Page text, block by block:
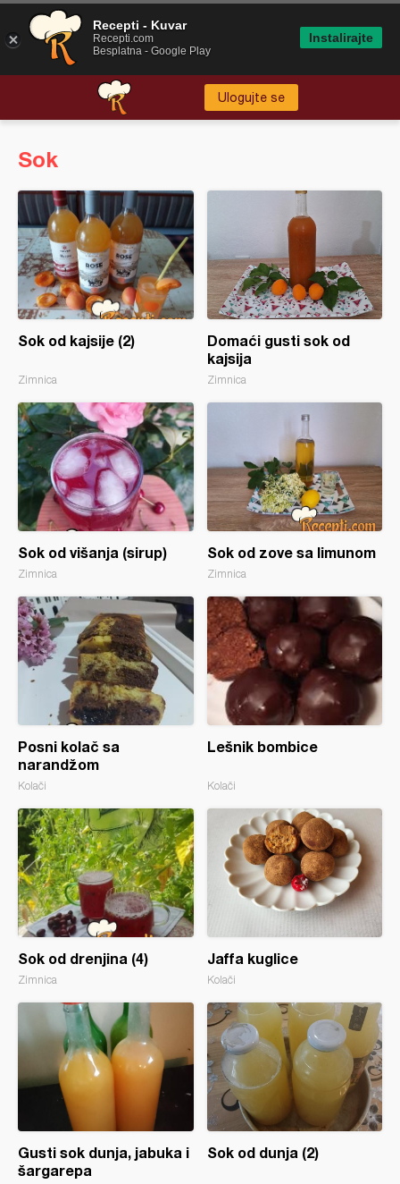
Ulogujte se
Sok
Sok od kajsije (2)
Zimnica
Domaći gusti sok od
kajsija
Zimnica
Sok od višanja (sirup)
Zimnica
Sok od zove sa limunom
Zimnica
Posni kolač sa
narandžom
Kolači
Lešnik bombice
Kolači
Sok od drenjina (4)
Zimnica
Jaffa kuglice
Kolači
Gusti sok dunja, jabuka i
šargarepa
Sok od dunja (2)
Recepti - Kuvar
Recepti.com
Besplatna - Google Play
Instalirajte